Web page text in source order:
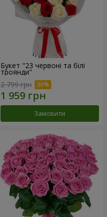
Букет "23 червоні та білі
троянди"
2 799 грн
Замовити